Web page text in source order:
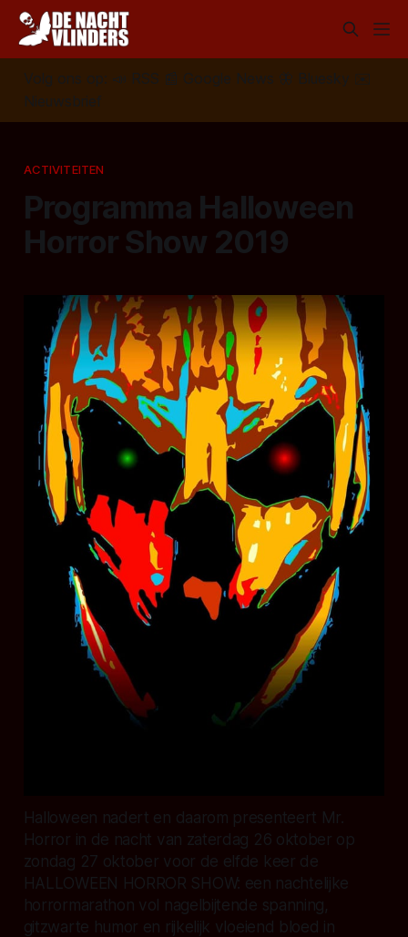
Volg ons op: 📣 RSS 📰 Google News 🦋 Bluesky
✉️
Nieuwsbrief
ACTIVITEITEN
Programma Halloween
Horror Show 2019
Halloween nadert en daarom presenteert Mr.
Horror in de nacht van zaterdag 26 oktober op
zondag 27 oktober voor de elfde keer de
HALLOWEEN HORROR SHOW: een nachtelijke
horrormarathon vol nagelbijtende spanning,
gitzwarte humor en rijkelijk vloeiend bloed in